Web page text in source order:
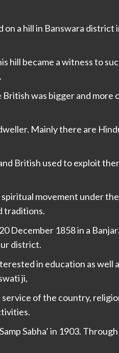
on a hill in Banswara
hill became a witness to
was bigger and more
Mainly there are
British used to exploit
spiritual movement under
traditions.
December 1858 in a
district.
in education as
ji,
of the country,
Sabha’ in 1903.